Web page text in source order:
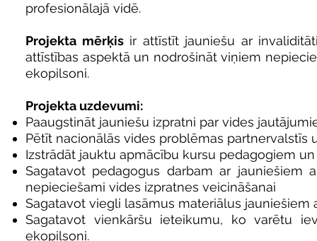
profesionālajā vidē.
Projekta mērķisir attīstīt jauniešu ar
attīstības aspektā un nodrošināt viņiem
ekopilsoni.
Projekta uzdevumi:
Paaugstināt jauniešu izpratni par vides
Pētīt nacionālās vides problēmas partnervalstīs
Izstrādāt jauktu apmācību kursu pedagogiem
Sagatavot pedagogus darbam ar jauniešiem
nepieciešami vides izpratnes veicināšanai
Sagatavot viegli lasāmus materiālus jauniešiem
Sagatavot vienkāršu ieteikumu, ko varētu
ekopilsoni.